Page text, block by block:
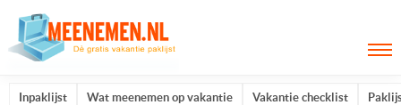
Inpaklijst Wat meenemen op vakantie Vakantie checklist